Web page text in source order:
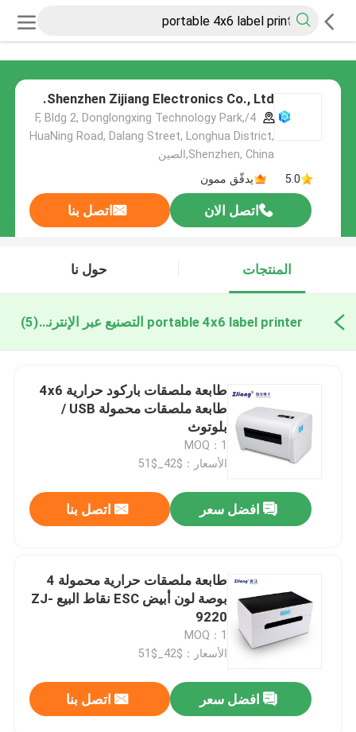
Shenzhen Zijiang Electronics Co., Ltd.
4/F, Bldg 2, Donglongxing Technology Park,
HuaNing Road, Dalang Street, Longhua District,
Shenzhen, China,الصين
5.0
يدقّق ممون
اتصل الان اتصل بنا
المنتجات حول نا
portable 4x6 label printer التصنيع عبر الإنترنت(5)
طابعة ملصقات باركود حرارية 4x6
طابعة ملصقات محمولة USB /
بلوتوث
MOQ：1
الأسعار：$42_$51
افضل سعر اتصل بنا
طابعة ملصقات حرارية محمولة 4
بوصة لون أبيض ESC نقاط البيع ZJ-
9220
MOQ：1
الأسعار：$42_$51
افضل سعر اتصل بنا